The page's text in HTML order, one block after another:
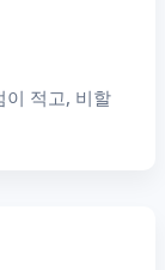
적고, 비할